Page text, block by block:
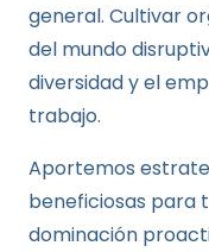
general. Cultivar
del mundo
diversidad y el
trabajo.
Aportemos
beneficiosas para
dominación